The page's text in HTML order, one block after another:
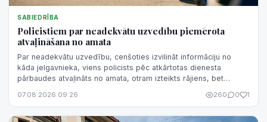
SABIEDRĪBA
Policistiem par neadekvātu uzvedību piemērota
atvaļināšana no amata
Par neadekvātu uzvedību, cenšoties izvilināt informāciju no
kāda jelgavnieka, viens policists pēc atkārtotas dienesta
pārbaudes atvaļināts no amata, otram izteikts rājiens, bet
07.08.2026 09:26 260 0 1